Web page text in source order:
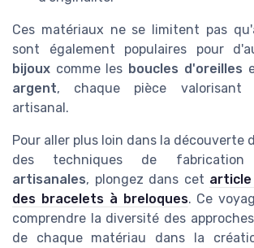
Ces matériaux ne se limitent pas
sont également populaires pour
bijoux comme les boucles d'oreilles
argent, chaque pièce valorisant
artisanal.
Pour aller plus loin dans la découverte
des techniques de
artisanales, plongez dans cet
des bracelets à breloques. Ce
comprendre la diversité des
de chaque matériau dans la